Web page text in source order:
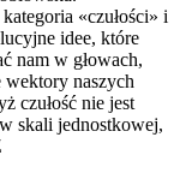
«czułości» i
idee, które
nam w głowach,
naszych
czułość nie jest
skali jednostkowej,